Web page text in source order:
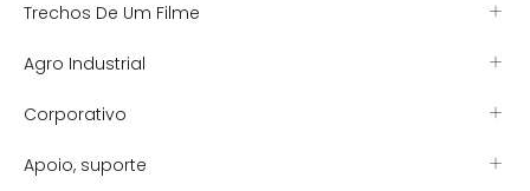
Trechos De Um Filme
Agro Industrial
Corporativo
Apoio, suporte